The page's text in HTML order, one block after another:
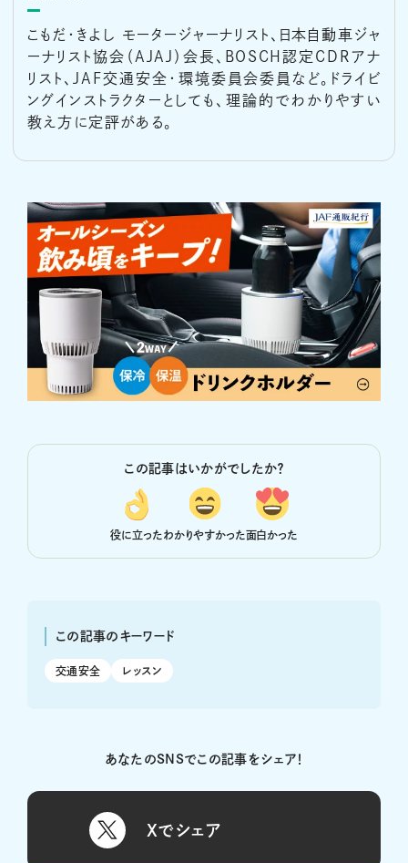
こもだ・きよし モータージャーナリスト、日本自動車ジャ
ーナリスト協会（AJAJ）会長、BOSCH認定CDRアナ
リスト、JAF交通安全・環境委員会委員など。ドライビ
ングインストラクターとしても、理論的でわかりやすい
教え方に定評がある。
この記事はいかがでしたか？
役に立ったわかりやすかった面白かった
この記事のキーワード
交通安全 レッスン
あなたのSNSでこの記事をシェア！
Xでシェア